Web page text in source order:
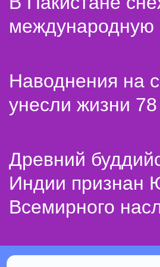
международную
Наводнения на
унесли жизни
Древний
Индии
Всемирного